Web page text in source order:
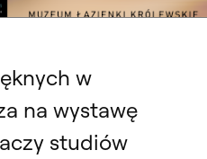
w
na wystawę
studiów